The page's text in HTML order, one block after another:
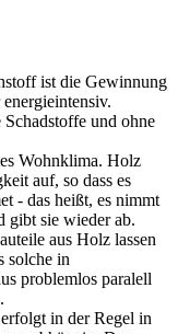
ist die Gewinnung
und ohne
Wohnklima. Holz
auf, so dass es
- das heißt, es nimmt
gibt sie wieder ab.
aus Holz lassen
solche in
problemlos paralell
in der Regel in